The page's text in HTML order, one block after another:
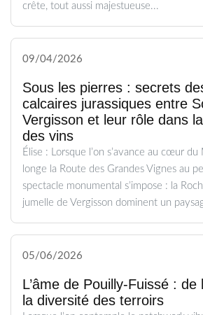
crête, tout aussi majestueuse...
09/04/2026
Sous les pierres : secrets
calcaires jurassiques entre
Vergisson et leur rôle dans
des vins
Élise : Lorsque l’on s’avance au cœur du
longe la Route des Grandes Vignes au
spectacle monumental s’impose : la
jumelle de Vergisson dominent un
05/06/2026
L’âme de Pouilly-Fuissé : de
la diversité des terroirs